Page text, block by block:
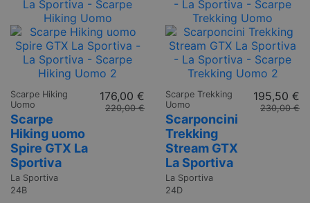
Scarpe Hiking
Uomo
Scarpe
Hiking uomo
Spire GTX La
Sportiva
La Sportiva
24B
176,00 €
220,00 €
Scarpe Trekking
Uomo
Scarponcini
Trekking
Stream GTX
La Sportiva
La Sportiva
24D
195,50 €
230,00 €